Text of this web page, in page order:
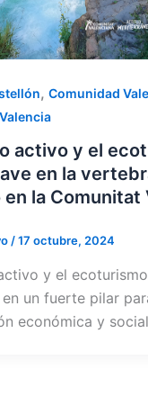
, Comunidad
Valencia
activo y el
en la
la Comunitat
/17 octubre, 2024
y el
un fuerte pilar
económica y